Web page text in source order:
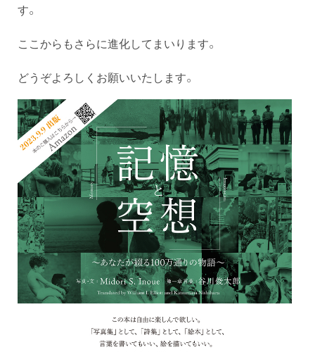
す。
ここからもさらに進化してまいります。
どうぞよろしくお願いいたします。